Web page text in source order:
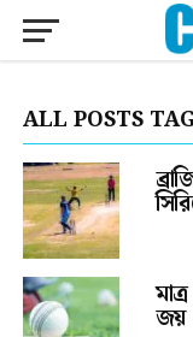
ALL POSTS
জয়